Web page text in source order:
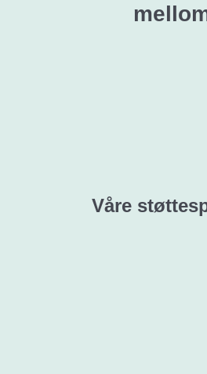
Våre